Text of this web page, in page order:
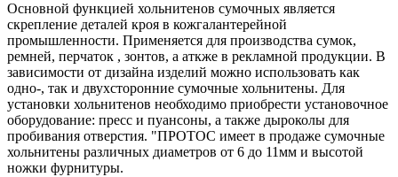
Основной функцией хольнитенов сумочных является
скрепление деталей кроя в кожгалантерейной
промышленности. Применяется для производства сумок,
ремней, перчаток , зонтов, а аткже в рекламной продукции. В
зависимости от дизайна изделий можно использовать как
одно-, так и двухсторонние сумочные хольнитены. Для
установки хольнитенов необходимо приобрести установочное
оборудование: пресс и пуансоны, а также дыроколы для
пробивания отверстия. "ПРОТОС имеет в продаже сумочные
хольнитены различных диаметров от 6 до 11мм и высотой
ножки фурнитуры.